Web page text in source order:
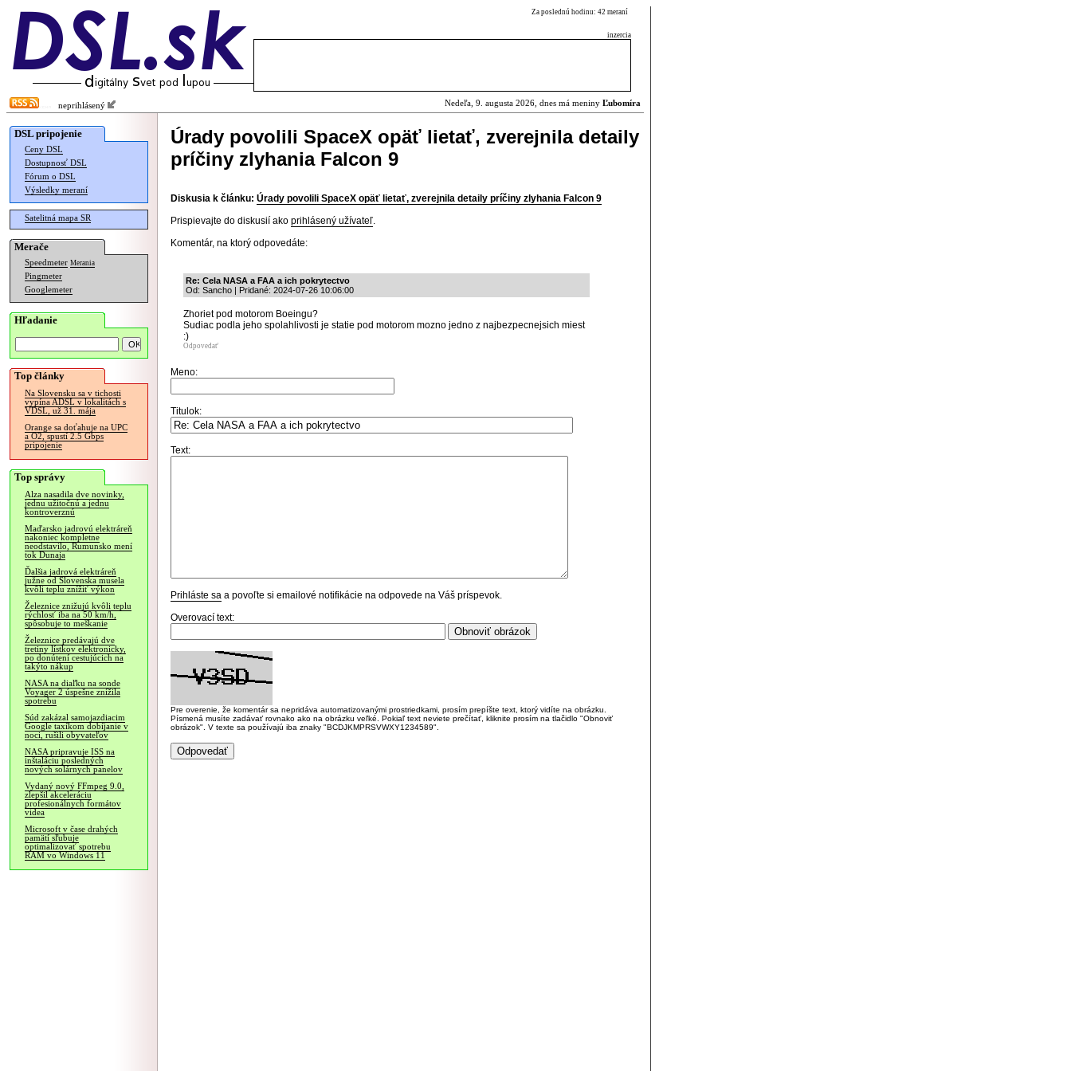
Za poslednú hodinu: 42 meraní
inzercia
neprihlásený Nedeľa, 9. augusta 2026, dnes má meniny Ľubomíra
DSL pripojenie
Ceny DSL
Dostupnosť DSL
Fórum o DSL
Výsledky meraní
Satelitná mapa SR
Merače
Speedmeter Merania
Pingmeter
Googlemeter
Hľadanie
Top články
Na Slovensku sa v tichosti
vypína ADSL v lokalitách s
VDSL, už 31. mája
Orange sa doťahuje na UPC
a O2, spustí 2.5 Gbps
pripojenie
Top správy
Alza nasadila dve novinky,
jednu užitočnú a jednu
kontroverznú
Maďarsko jadrovú elektráreň
nakoniec kompletne
neodstavilo, Rumunsko mení
tok Dunaja
Ďalšia jadrová elektráreň
južne od Slovenska musela
kvôli teplu znížiť výkon
Železnice znižujú kvôli teplu
rýchlosť iba na 50 km/h,
spôsobuje to meškanie
Železnice predávajú dve
tretiny lístkov elektronicky,
po donútení cestujúcich na
takýto nákup
NASA na diaľku na sonde
Voyager 2 úspešne znížila
spotrebu
Súd zakázal samojazdiacim
Google taxíkom dobíjanie v
noci, rušili obyvateľov
NASA pripravuje ISS na
inštaláciu posledných
nových solárnych panelov
Vydaný nový FFmpeg 9.0,
zlepšil akceleráciu
profesionálnych formátov
videa
Microsoft v čase drahých
pamätí sľubuje
optimalizovať spotrebu
RAM vo Windows 11
Úrady povolili SpaceX opäť lietať, zverejnila detaily
príčiny zlyhania Falcon 9
Diskusia k článku: Úrady povolili SpaceX opäť lietať, zverejnila detaily príčiny zlyhania Falcon 9
Prispievajte do diskusií ako prihlásený užívateľ.
Komentár, na ktorý odpovedáte:
Re: Cela NASA a FAA a ich pokrytectvo
Od: Sancho | Pridané: 2024-07-26 10:06:00
Zhoriet pod motorom Boeingu?
Sudiac podla jeho spolahlivosti je statie pod motorom mozno jedno z najbezpecnejsich miest
:)
Odpovedať
Meno:
Titulok:
Text:
Prihláste sa a povoľte si emailové notifikácie na odpovede na Váš príspevok.
Overovací text:
Pre overenie, že komentár sa nepridáva automatizovanými prostriedkami, prosím prepíšte text, ktorý vidíte na obrázku.
Písmená musíte zadávať rovnako ako na obrázku veľké. Pokiaľ text neviete prečítať, kliknite prosím na tlačidlo "Obnoviť
obrázok". V texte sa používajú iba znaky "BCDJKMPRSVWXY1234589".